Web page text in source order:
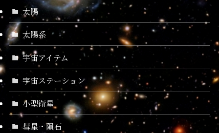
太陽
太陽系
宇宙アイテム
宇宙ステーション
小型衛星
彗星・隕石